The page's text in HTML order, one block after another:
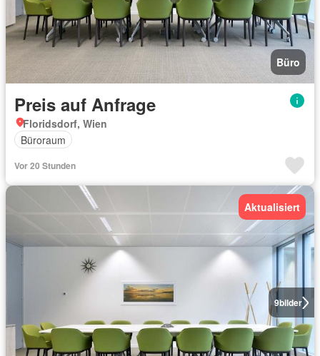
Büro
Preis auf Anfrage
Floridsdorf, Wien
Büroraum
Vor 20 Stunden
9bilder
Aktualisiert